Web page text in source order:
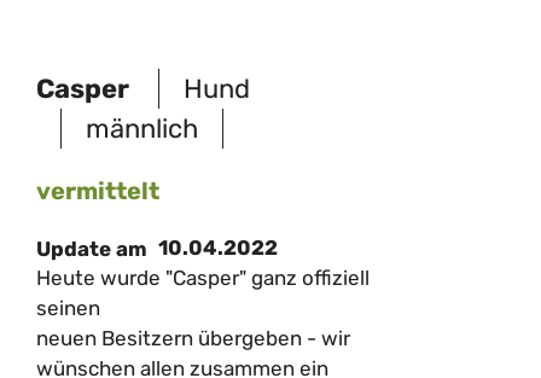
Casper
Hund
männlich
vermittelt
Update am 10.04.2022
Heute wurde "Casper" ganz offiziell
seinen
neuen Besitzern übergeben - wir
wünschen allen zusammen ein